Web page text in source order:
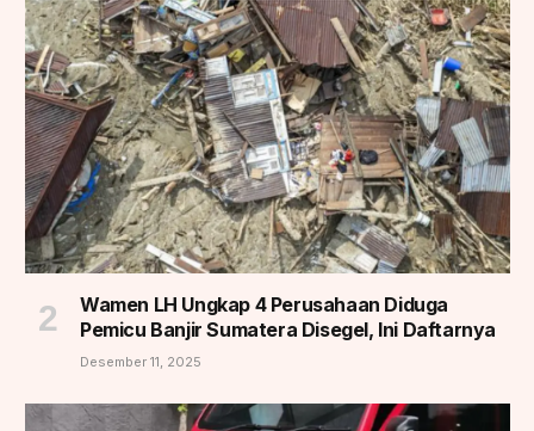
Wamen LH Ungkap 4 Perusahaan Diduga
Pemicu Banjir Sumatera Disegel, Ini Daftarnya
Desember 11, 2025